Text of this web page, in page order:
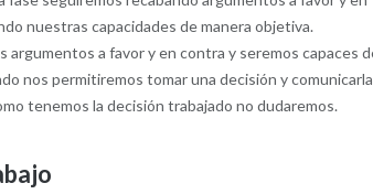
nuestras capacidades de manera objetiva.
argumentos a favor y en contra y seremos capaces
nos permitiremos tomar una decisión y
tenemos la decisión trabajado no dudaremos.